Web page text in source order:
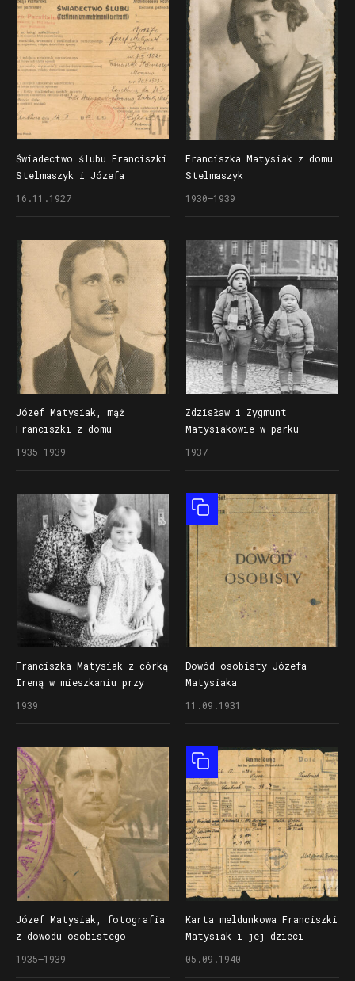
Świadectwo ślubu Franciszki
Stelmaszyk i Józefa
Matysiaka
16.11.1927
Franciszka Matysiak z domu
Stelmaszyk
1930–1939
Józef Matysiak, mąż
Franciszki z domu
Stelmaszyk
1935–1939
Zdzisław i Zygmunt
Matysiakowie w parku
przed Operą
1937
Franciszka Matysiak z córką
Ireną w mieszkaniu przy
ul. Poznańskiej 21
1939
Obiekt złożony
Dowód osobisty Józefa
Matysiaka
11.09.1931
Józef Matysiak, fotografia
z dowodu osobistego
1935–1939
Obiekt złożony
Karta meldunkowa Franciszki
Matysiak i jej dzieci
w Poznaniu przy
05.09.1940